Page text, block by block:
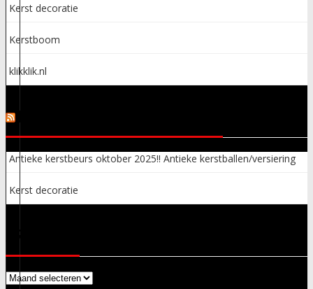
Kerst decoratie
Kerstboom
klikklik.nl
KERSTSPULLEN ADVERTENTIES
Antieke kerstbeurs oktober 2025!! Antieke kerstballen/versiering
Kerst decoratie
ARCHIEVEN
Archieven